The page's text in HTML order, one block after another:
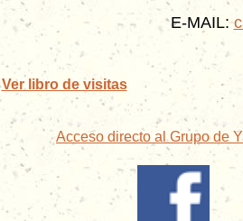
E-MAIL:
Ver libro de visitas
Acceso directo al Grupo de